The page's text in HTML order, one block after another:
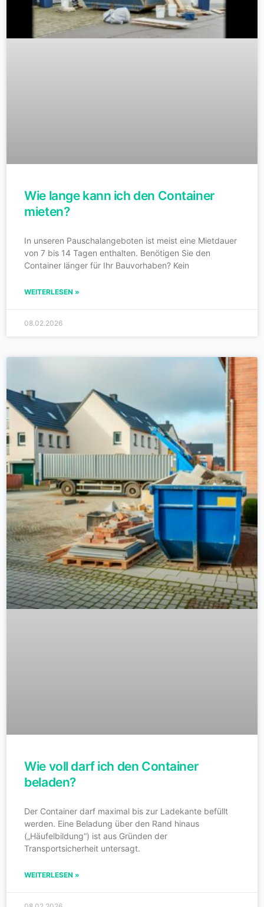
Wie lange kann ich den Container
mieten?
In unseren Pauschalangeboten ist meist eine Mietdauer
von 7 bis 14 Tagen enthalten. Benötigen Sie den
Container länger für Ihr Bauvorhaben? Kein
WEITERLESEN »
08.02.2026
Wie voll darf ich den Container
beladen?
Der Container darf maximal bis zur Ladekante befüllt
werden. Eine Beladung über den Rand hinaus
(„Häufelbildung“) ist aus Gründen der
Transportsicherheit untersagt.
WEITERLESEN »